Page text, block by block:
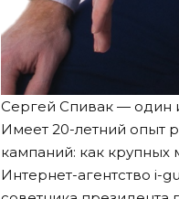
Сергей Спивак — один
Имеет 20-летний опыт
кампаний: как крупных
Интернет-агентство i-